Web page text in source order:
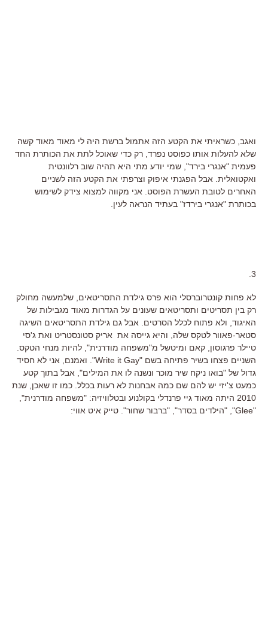
ואגב, כשראיתי את הקטע הזה אתמול ברשת היה לי מאוד מאוד קשה
שלא להעלות אותו כפוסט נפרד, רק כדי שאוכל לתת את הכותרת החד
פעמית "אנגרי בירד", שמי יודע מתי היא תהיה שוב רלוונטית
ואקטואלית. אבל הפגנתי איפוק וצרפתי את הקטע הזה לשניים
האחרים לטובת העשרת הפוסט. אני מקווה למצוא צידק לשימוש
בכותרת "אנגרי בירדז" בעתיד הנראה לעין.
3.
לא פחות קונטרוברסלי הוא פרס גילדת התסריטאים, שלמעשה מחולק
רק בין תסריטים ותסריטאים שעונים על הגדרות מאוד מגבילות של
האיגוד, ולא פתוח לכלל הסרטים. אבל גם גילדת התסריטאים השיגה
סטאר-פאוור לטקס שלה, והיא גייסה את אריק סטונסטריט ואת ג'סי
טיילר פרגוסון, קאם ומיטשל מ"משפחה מודרנית", להיות מנחי הטקס.
השניים פצחו בשיר פתיחה בשם "Write it Gay". ואמנם, אני לא חסיד
גדול של "בואו ניקח שיר מוכר ונשנה לו את המילים", אבל בתוך קטע
כמעט צ'יזי יש להם שם כמה אבחנות לא רעות בכלל. כמו זו שאכן, שנת
2010 היתה מאוד גיי פרנדלי בקולנוע ובטלוויזיה: "משפחה מודרנית",
"Glee", "הילדים בסדר", "ברבור שחור". טייק איט אווי: